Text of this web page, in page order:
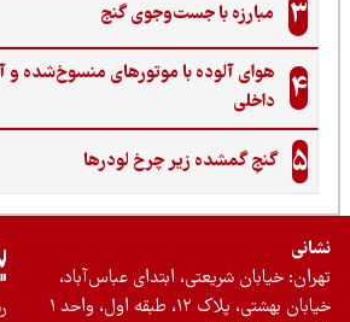
مبارزه با جست‌وجوی گنج‌
هوای آلوده با موتورهای منسوخ‌شده و
داخلی
گنجِ گمشده زیر چرخ لودرها
خیابان شریعتی، ابتدای عباس‌آباد،
بهشتی، پلاک ۱۲، طبقه اول، واحد ۱